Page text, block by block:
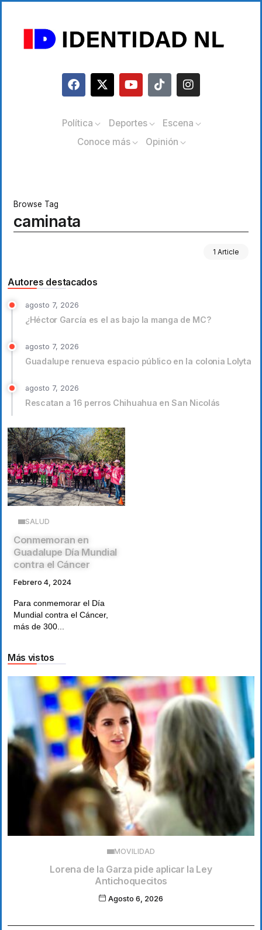
Política Deportes
Escena
Conoce más
Opinión
Browse Tag
caminata
1 Article
Autores destacados
agosto 7, 2026
¿Héctor García es el as bajo la manga de MC?
agosto 7, 2026
Guadalupe renueva espacio público en la colonia Lolyta
agosto 7, 2026
Rescatan a 16 perros Chihuahua en San Nicolás
SALUD
Conmemoran en
Guadalupe Día Mundial
contra el Cáncer
Febrero 4, 2024
Para conmemorar el Día
Mundial contra el Cáncer,
más de 300...
Más vistos
MOVILIDAD
Lorena de la Garza pide aplicar la Ley
Antichoquecitos
Agosto 6, 2026